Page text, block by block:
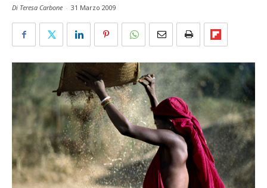
Di Teresa Carbone - 31 Marzo 2009